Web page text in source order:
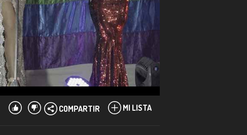
MI LISTA
COMPARTIR